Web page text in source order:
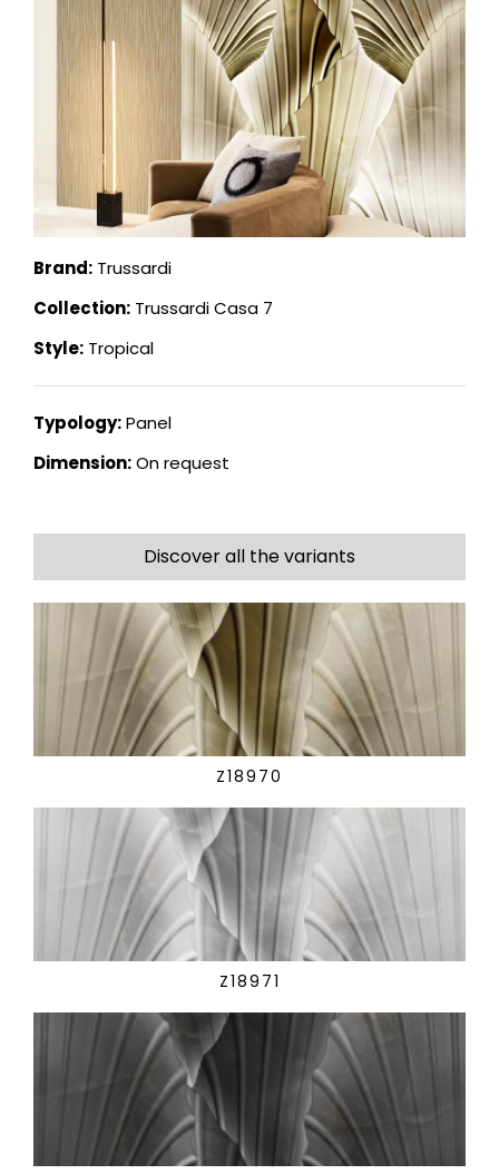
Brand: Trussardi
Collection: Trussardi Casa 7
Style: Tropical
Typology:Panel
Dimension:On request
Discover all the variants
Z18970
Z18971